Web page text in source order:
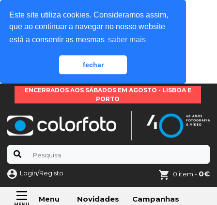
Este site utiliza cookies. Consideramos assim,
que ao continuar a navegar no nosso website
está a consentir as mesmas saber mais
fechar
ENCERRADOS AOS SÁBADOS EM AGOSTO - LISBOA E
PORTO
Login/Registo 0 item - 0€
Menu Novidades Campanhas